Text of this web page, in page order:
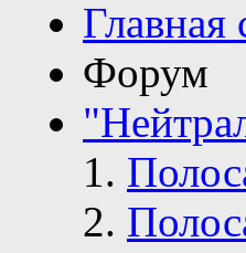
Главная
Форум